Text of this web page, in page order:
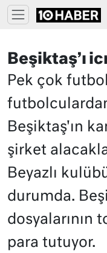
Beşiktaş’ı
Pek çok
Beşiktaş'ın
şirket
Beyazlı
durumda.
dosyalarının
para tutuyor.